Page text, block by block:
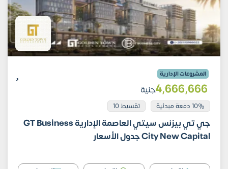
المشروعات الإدارية
4٬666٬666جنية
10% دفعة مبدئية تقسيط 10
جي تي بيزنس سيتي العاصمة الإدارية GT Business
City New Capital جدول الأسعار